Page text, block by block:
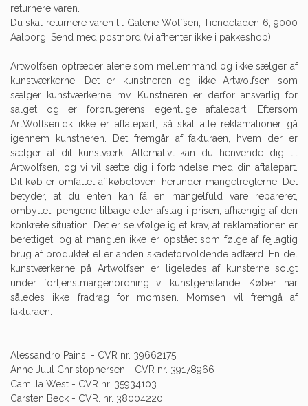
returnere varen.
Du skal returnere varen til Galerie Wolfsen, Tiendeladen 6, 9000
Aalborg. Send med postnord (vi afhenter ikke i pakkeshop).
Artwolfsen optræder alene som mellemmand og ikke sælger af
kunstværkerne. Det er kunstneren og ikke Artwolfsen som
sælger kunstværkerne mv. Kunstneren er derfor ansvarlig for
salget og er forbrugerens egentlige aftalepart. Eftersom
ArtWolfsen.dk ikke er aftalepart, så skal alle reklamationer gå
igennem kunstneren. Det fremgår af fakturaen, hvem der er
sælger af dit kunstværk. Alternativt kan du henvende dig til
Artwolfsen, og vi vil sætte dig i forbindelse med din aftalepart.
Dit køb er omfattet af købeloven, herunder mangelreglerne. Det
betyder, at du enten kan få en mangelfuld vare repareret,
ombyttet, pengene tilbage eller afslag i prisen, afhængig af den
konkrete situation. Det er selvfølgelig et krav, at reklamationen er
berettiget, og at manglen ikke er opstået som følge af fejlagtig
brug af produktet eller anden skadeforvoldende adfærd. En del
kunstværkerne på Artwolfsen er ligeledes af kunsterne solgt
under fortjenstmargenordning v. kunstgenstande. Køber har
således ikke fradrag for momsen. Momsen vil fremgå af
fakturaen.
Alessandro Painsi - CVR nr. 39662175
Anne Juul Christophersen - CVR nr. 39178966
Camilla West - CVR nr. 35934103
Carsten Beck - CVR. nr. 38004220